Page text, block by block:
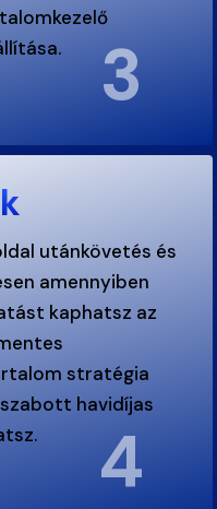
3
utánkövetés és
amennyiben
kaphatsz az
stratégia
havidíjas
4